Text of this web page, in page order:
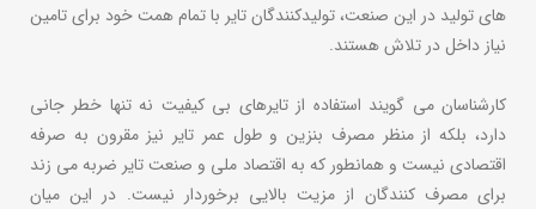
های تولید در این صنعت، تولیدکنندگان تایر با تمام همت خود برای تامین
نیاز داخل در تلاش هستند.
کارشناسان می گویند استفاده از تایرهای بی کیفیت نه تنها خطر جانی
دارد، بلکه از منظر مصرف بنزین و طول عمر تایر نیز مقرون به صرفه
اقتصادی نیست و همانطور که به اقتصاد ملی و صنعت تایر ضربه می زند
برای مصرف کنندگان از مزیت بالایی برخوردار نیست. در این میان